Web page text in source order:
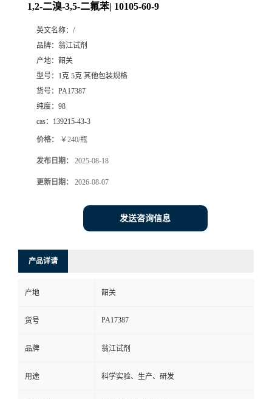
1,2-二溴-3,5-二氟苯| 10105-60-9
英文名称： /
品牌： 翁江试剂
产地： 韶关
型号： 1克 5克 其他包装规格
货号： PA17387
纯度： 98
cas： 139215-43-3
价格： ￥240/瓶
发布日期： 2025-08-18
更新日期： 2026-08-07
发送咨询信息
产品详请
产地 韶关
货号 PA17387
品牌 翁江试剂
用途 科学实验、生产、研发